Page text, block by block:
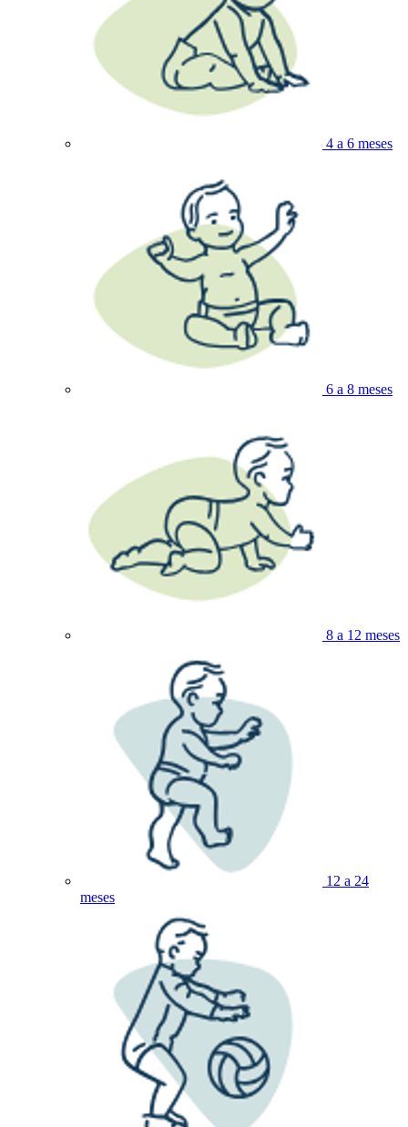
4 a 6 meses
6 a 8 meses
8 a 12 meses
12 a 24
meses